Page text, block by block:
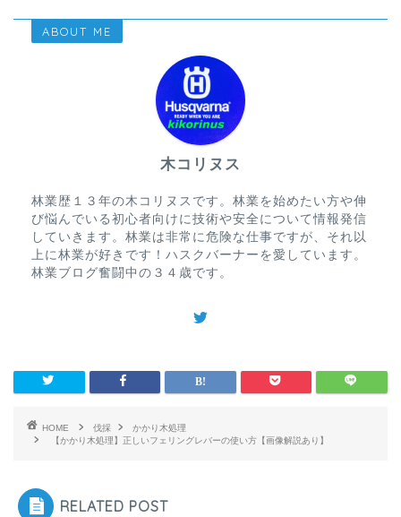
ABOUT ME
木コリヌス
林業歴１３年の木コリヌスです。林業を始めたい方や伸
び悩んでいる初心者向けに技術や安全について情報発信
していきます。林業は非常に危険な仕事ですが、それ以
上に林業が好きです！ハスクバーナーを愛しています。
林業ブログ奮闘中の３４歳です。
HOME 伐採
かかり木処理
【かかり木処理】正しいフェリングレバーの使い方【画像解説あり】
RELATED POST